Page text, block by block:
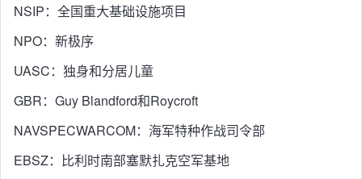
NSIP：全国重大基础设施项目
NPO：新极序
UASC：独身和分居儿童
GBR：Guy Blandford和Roycroft
NAVSPECWARCOM：海军特种作战司令部
EBSZ：比利时南部塞默扎克空军基地